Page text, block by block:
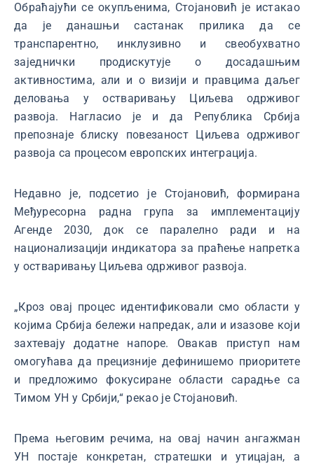
Обраћајући се окупљенима, Стојановић је истакао
да је данашњи састанак прилика да се
транспарентно, инклузивно и свеобухватно
заједнички продискутује о досадашњим
активностима, али и о визији и правцима даљег
деловања у остваривању Циљева одрживог
развоја. Нагласио је и да Република Србија
препознаје блиску повезаност Циљева одрживог
развоја са процесом европских интеграција.
Недавно је, подсетио је Стојановић, формирана
Међуресорна радна група за имплементацију
Агенде 2030, док се паралелно ради и на
национализацији индикатора за праћење напретка
у остваривању Циљева одрживог развоја.
„Кроз овај процес идентификовали смо области у
којима Србија бележи напредак, али и изазове који
захтевају додатне напоре. Овакав приступ нам
омогућава да прецизније дефинишемо приоритете
и предложимо фокусиране области сарадње са
Тимом УН у Србији,“ рекао је Стојановић.
Према његовим речима, на овај начин ангажман
УН постаје конкретан, стратешки и утицајан, а